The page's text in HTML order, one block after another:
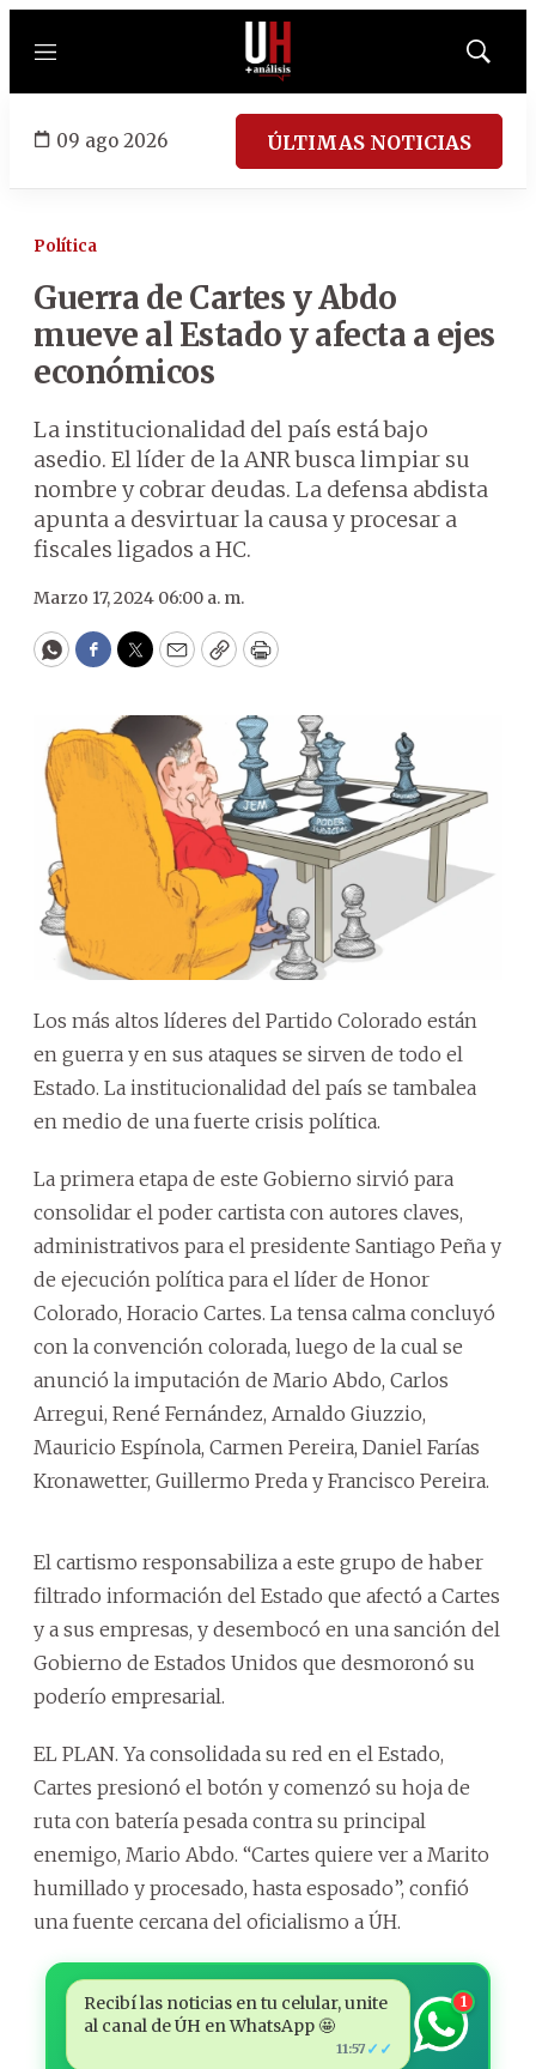
Menú
Mostrar
09 ago 2026 ÚLTIMAS NOTICIAS
Política
Guerra de Cartes y Abdo
mueve al Estado y afecta a ejes
económicos
La institucionalidad del país está bajo
asedio. El líder de la ANR busca limpiar su
nombre y cobrar deudas. La defensa abdista
apunta a desvirtuar la causa y procesar a
fiscales ligados a HC.
Marzo 17, 2024 06:00 a. m.
WhatsApp
Facebook
Twitter
EmailCopyPrint
Los más altos líderes del Partido Colorado están
en guerra y en sus ataques se sirven de todo el
Estado. La institucionalidad del país se tambalea
en medio de una fuerte crisis política.
La primera etapa de este Gobierno sirvió para
consolidar el poder cartista con autores claves,
administrativos para el presidente Santiago Peña y
de ejecución política para el líder de Honor
Colorado, Horacio Cartes. La tensa calma concluyó
con la convención colorada, luego de la cual se
anunció la imputación de Mario Abdo, Carlos
Arregui, René Fernández, Arnaldo Giuzzio,
Mauricio Espínola, Carmen Pereira, Daniel Farías
Kronawetter, Guillermo Preda y Francisco Pereira.
El cartismo responsabiliza a este grupo de haber
filtrado información del Estado que afectó a Cartes
y a sus empresas, y desembocó en una sanción del
Gobierno de Estados Unidos que desmoronó su
poderío empresarial.
EL PLAN. Ya consolidada su red en el Estado,
Cartes presionó el botón y comenzó su hoja de
ruta con batería pesada contra su principal
enemigo, Mario Abdo. “Cartes quiere ver a Marito
humillado y procesado, hasta esposado”, confió
una fuente cercana del oficialismo a ÚH.
Recibí las noticias en tu celular, unite
al canal de ÚH en WhatsApp 🤩
11:57 ✓✓
1